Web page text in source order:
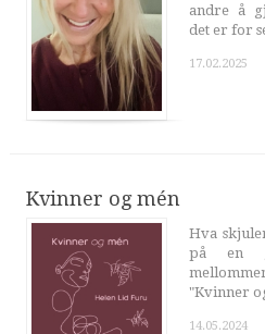
andre å
det er for
17.02.2025
Kvinner og mén
Hva
på en
"Kvinner
14.05.2024